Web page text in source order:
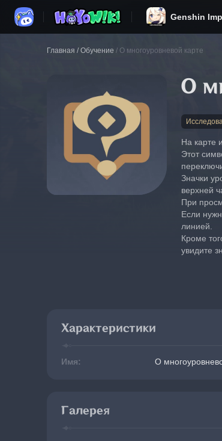
Genshin
Главная / Обучение / О многоуровневой карте
О
На карте
Этот
Значки
верхней
При
Если
линией.
Кроме
увидите
Характеристики
Имя: О
Галерея